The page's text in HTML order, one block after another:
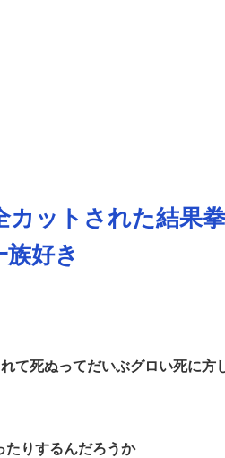
カットされた結果
好き
て死ぬってだいぶグロい死に方
たりするんだろうか